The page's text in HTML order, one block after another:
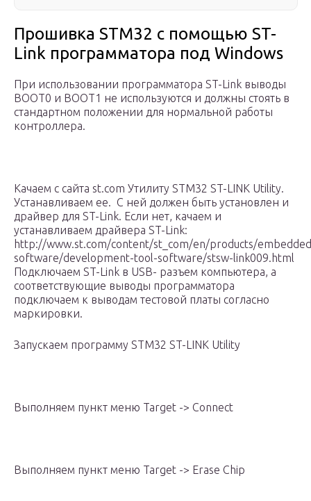
Прошивка STM32 с помощью ST-
Link программатора под Windows
При использовании программатора ST-Link выводы
BOOT0 и BOOT1 не используются и должны стоять в
стандартном положении для нормальной работы
контроллера.
Качаем с сайта st.com Утилиту STM32 ST-LINK Utility.
Устанавливаем ее. С ней должен быть установлен и
драйвер для ST-Link. Если нет, качаем и
устанавливаем драйвера ST-Link:
http://www.st.com/content/st_com/en/products/
software/development-tool-software/stsw-link009.html
Подключаем ST-Link в USB- разъем компьютера, а
соответствующие выводы программатора
подключаем к выводам тестовой платы согласно
маркировки.
Запускаем программу STM32 ST-LINK Utility
Выполняем пункт меню Target -> Connect
Выполняем пункт меню Target -> Erase Chip